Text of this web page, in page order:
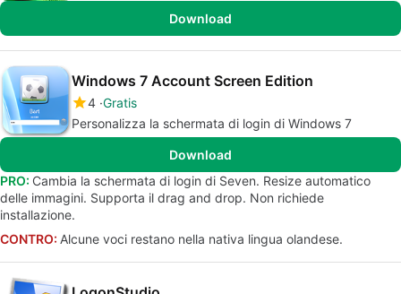
Download
Windows 7 Account Screen Edition
4 Gratis
Personalizza la schermata di login di Windows 7
Download
PRO: Cambia la schermata di login di Seven. Resize automatico
delle immagini. Supporta il drag and drop. Non richiede
installazione.
CONTRO: Alcune voci restano nella nativa lingua olandese.